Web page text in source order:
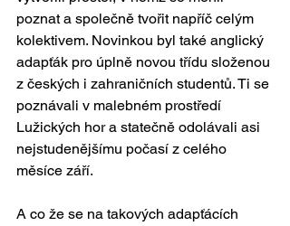
poznat a společně tvořit napříč celým
kolektivem. Novinkou byl také anglický
adapťák pro úplně novou třídu složenou
z českých i zahraničních studentů. Ti se
poznávali v malebném prostředí
Lužických hor a statečně odolávali asi
nejstudenějšímu počasí z celého
měsíce září.
A co že se na takových adapťácích